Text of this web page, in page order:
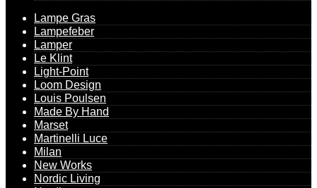
Lampe Gras
Lampefeber
Lamper
Le Klint
Light-Point
Loom Design
Louis Poulsen
Made By Hand
Marset
Martinelli Luce
Milan
New Works
Nordic Living